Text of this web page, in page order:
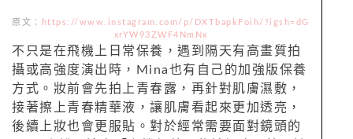
原文：
https://www.instagram.com/p/DXTbapkFoih/?igsh=dG
xrYW93ZWF4NmNx
不只是在飛機上日常保養，遇到隔天有高畫質拍
攝或高強度演出時，Mina也有自己的加強版保養
方式。妝前會先拍上青春露，再針對肌膚濕敷，
接著擦上青春精華液，讓肌膚看起來更加透亮，
後續上妝也會更服貼。對於經常需要面對鏡頭的